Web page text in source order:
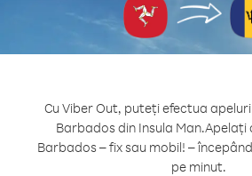
Cu Viber Out, puteți efectua
Barbados din Insula Man.Apelați
Barbados – fix sau mobil! –
pe minut.